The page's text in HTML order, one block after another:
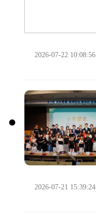
2026-07-22 10:08:56
2026-07-21 15:39:24